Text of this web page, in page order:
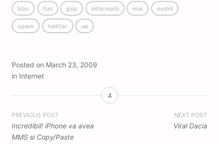
bbc fun gsp informatii mai mobil
spam twitter ue
Posted on March 23, 2009
in Internet
4
Post
navigation
PREVIOUS POST
Incredibil! iPhone va avea
MMS si Copy/Paste
NEXT POST
Viral Dacia